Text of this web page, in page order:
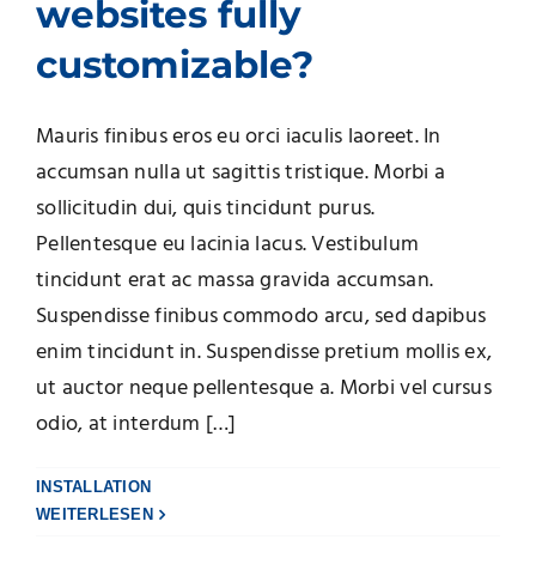
websites fully
customizable?
Mauris finibus eros eu orci iaculis laoreet. In
accumsan nulla ut sagittis tristique. Morbi a
sollicitudin dui, quis tincidunt purus.
Pellentesque eu lacinia lacus. Vestibulum
tincidunt erat ac massa gravida accumsan.
Suspendisse finibus commodo arcu, sed dapibus
enim tincidunt in. Suspendisse pretium mollis ex,
ut auctor neque pellentesque a. Morbi vel cursus
odio, at interdum […]
INSTALLATION
WEITERLESEN